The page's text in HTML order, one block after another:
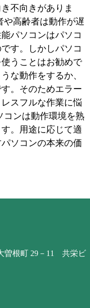
不向きがありま
高齢者は動作が遅
パソコンはパソコ
す。しかしパソコ
うことはお勧めで
な動作をするか、
。そのためエラー
スフルな作業に悩
コンは動作環境を熟
。用途に応じて適
ソコンの本来の価
曽根町 29－11 共栄ビ